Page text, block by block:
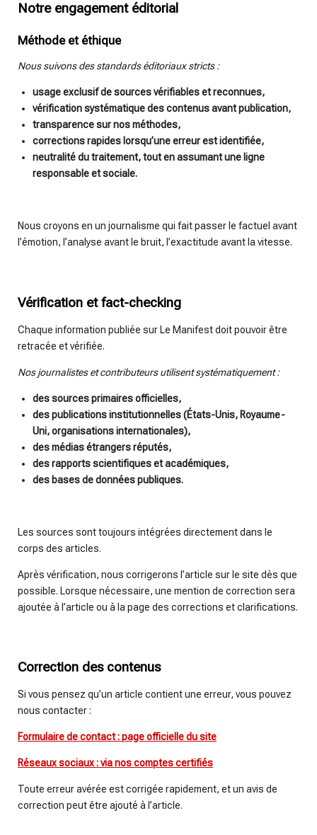
Notre engagement éditorial
Méthode et éthique
Nous suivons des standards éditoriaux stricts :
usage exclusif de sources vérifiables et reconnues,
vérification systématique des contenus avant publication,
transparence sur nos méthodes,
corrections rapides lorsqu’une erreur est identifiée,
neutralité du traitement, tout en assumant une ligne
responsable et sociale.
Nous croyons en un journalisme qui fait passer le factuel avant
l’émotion, l’analyse avant le bruit, l’exactitude avant la vitesse.
Vérification et fact-checking
Chaque information publiée sur Le Manifest doit pouvoir être
retracée et vérifiée.
Nos journalistes et contributeurs utilisent systématiquement :
des sources primaires officielles,
des publications institutionnelles (États-Unis, Royaume-
Uni, organisations internationales),
des médias étrangers réputés,
des rapports scientifiques et académiques,
des bases de données publiques.
Les sources sont toujours intégrées directement dans le
corps des articles.
Après vérification, nous corrigerons l’article sur le site dès que
possible. Lorsque nécessaire, une mention de correction sera
ajoutée à l’article ou à la page des corrections et clarifications.
Correction des contenus
Si vous pensez qu’un article contient une erreur, vous pouvez
nous contacter :
Formulaire de contact : page officielle du site
Réseaux sociaux : via nos comptes certifiés
Toute erreur avérée est corrigée rapidement, et un avis de
correction peut être ajouté à l’article.